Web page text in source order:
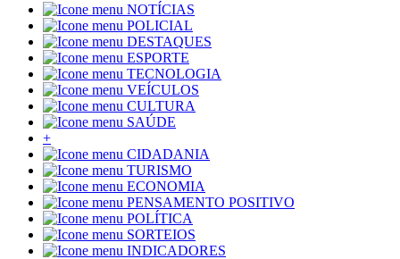
NOTÍCIAS
POLICIAL
DESTAQUES
ESPORTE
TECNOLOGIA
VEÍCULOS
CULTURA
SAÚDE
+
CIDADANIA
TURISMO
ECONOMIA
PENSAMENTO POSITIVO
POLÍTICA
SORTEIOS
INDICADORES